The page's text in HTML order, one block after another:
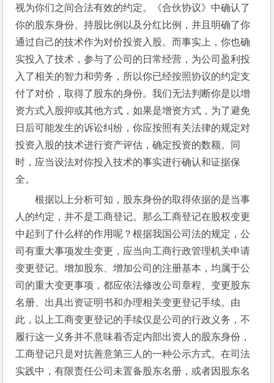
视为你们之间合法有效的约定。《合伙协议》中确认了
你的股东身份、持股比例以及分红比例，并且明确了你
通过自己的技术作为对价投资入股。而事实上，你也确
实投入了技术，参与了公司的日常经营，为公司盈利投
入了相关的智力和劳务，所以你已经按照协议的约定支
付了对价，取得了股东的身份。我们无法判断你是以增
资方式入股抑或其他方式，如果是增资方式，为了避免
日后可能发生的诉讼纠纷，你应按照有关法律的规定对
投资入股的技术进行资产评估，确定投资的数额。同
时，应当设法对你投入技术的事实进行确认和证据保
全。
根据以上分析可知，股东身份的取得依据的是当事
人的约定，并不是工商登记。那么工商登记在股权变更
中起到了什么样的作用呢？根据我国公司法的规定，公
司有重大事项发生变更，应当向工商行政管理机关申请
变更登记。增加股东、增加公司的注册基本，均属于公
司的重大变更事项，都应依法修改公司章程、变更股东
名册、出具出资证明书和办理相关变更登记手续。由
此，以上工商变更登记的手续仅是公司的行政义务，不
履行这一义务并不意味着否定内部出资人的股东身份，
工商登记只是对抗善意第三人的一种公示方式。在司法
实践中，有限责任公司未置备股东名册，或者因股东名